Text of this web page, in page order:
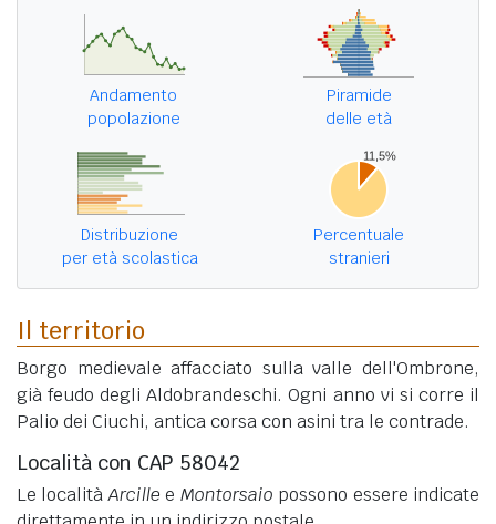
Andamento
popolazione
Piramide
delle età
Distribuzione
per età scolastica
Percentuale
stranieri
Il territorio
Borgo medievale affacciato sulla valle dell'Ombrone,
già feudo degli Aldobrandeschi. Ogni anno vi si corre il
Palio dei Ciuchi, antica corsa con asini tra le contrade.
Località con CAP 58042
Le localitàArcille e Montorsaio possono essere indicate